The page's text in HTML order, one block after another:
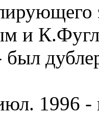
и
был
1996 -